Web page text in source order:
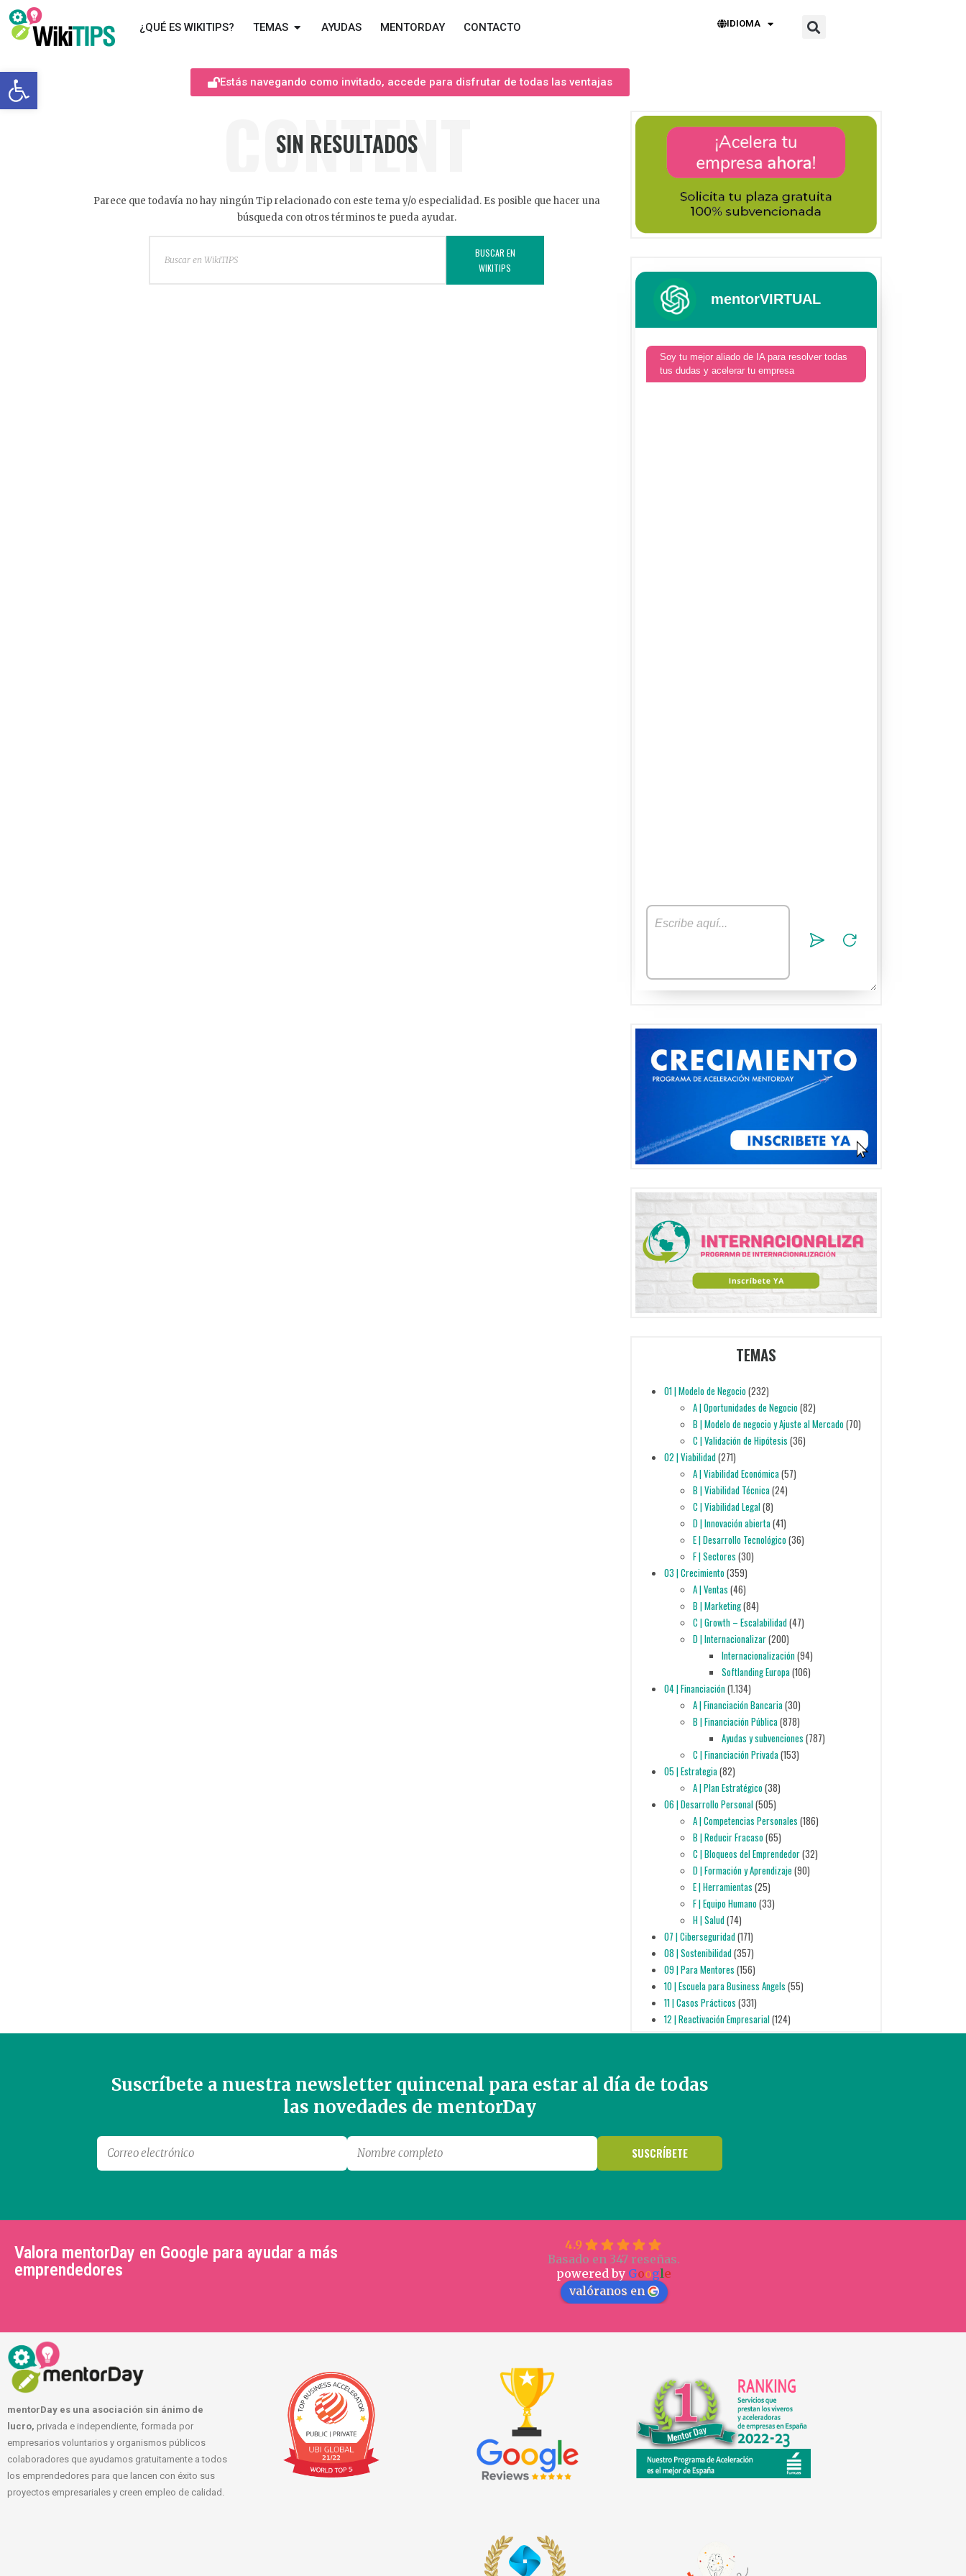
Abrir barra de herramientas
¿QUÉ ES WIKITIPS? TEMAS AYUDAS MENTORDAY CONTACTO IDIOMA
Estás navegando como invitado, accede para disfrutar de todas las ventajas
CONTENT
SIN RESULTADOS
Parece que todavía no hay ningún Tip relacionado con este tema y/o especialidad. Es posible que hacer una
búsqueda con otros términos te pueda ayudar.
BUSCAR EN
WIKITIPS
mentorVIRTUAL
Soy tu mejor aliado de IA para resolver todas
tus dudas y acelerar tu empresa
TEMAS
01 | Modelo de Negocio(232)
A | Oportunidades de Negocio(82)
B | Modelo de negocio y Ajuste al Mercado(70)
C | Validación de Hipótesis (36)
02 | Viabilidad(271)
A | Viabilidad Económica(57)
B | Viabilidad Técnica(24)
C | Viabilidad Legal(8)
D | Innovación abierta(41)
E | Desarrollo Tecnológico(36)
F | Sectores (30)
03 | Crecimiento(359)
A | Ventas (46)
B | Marketing(84)
C | Growth – Escalabilidad(47)
D | Internacionalizar(200)
Internacionalización(94)
Softlanding Europa(106)
04 | Financiación(1.134)
A | Financiación Bancaria(30)
B | Financiación Pública(878)
Ayudas y subvenciones (787)
C | Financiación Privada(153)
05 | Estrategia(82)
A | Plan Estratégico(38)
06 | Desarrollo Personal(505)
A | Competencias Personales (186)
B | Reducir Fracaso(65)
C | Bloqueos del Emprendedor(32)
D | Formación y Aprendizaje (90)
E | Herramientas (25)
F | Equipo Humano(33)
H | Salud(74)
07 | Ciberseguridad(171)
08 | Sostenibilidad(357)
09 | Para Mentores (156)
10 | Escuela para Business Angels (55)
11 | Casos Prácticos (331)
12 | Reactivación Empresarial(124)
Suscríbete a nuestra newsletter quincenal para estar al día de todas
las novedades de mentorDay
Valora mentorDay en Google para ayudar a más
emprendedores
4.9
Basado en 347 reseñas.
powered by Google
valóranos en
mentorDay es una asociación sin ánimo de
lucro, privada e independiente, formada por
empresarios voluntarios y organismos públicos
colaboradores que ayudamos gratuitamente a todos
los emprendedores para que lancen con éxito sus
proyectos empresariales y creen empleo de calidad.